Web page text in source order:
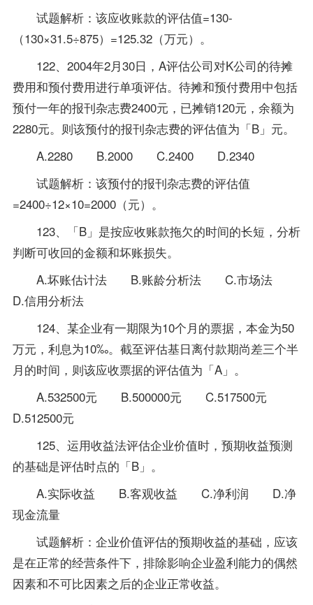
试题解析：该应收账款的评估值=130-
（130×31.5÷875）=125.32（万元）。
122、2004年2月30日，A评估公司对K公司的待摊
费用和预付费用进行单项评估。待摊和预付费用中包括
预付一年的报刊杂志费2400元，已摊销120元，余额为
2280元。则该预付的报刊杂志费的评估值为「B」元。
A.2280 B.2000 C.2400 D.2340
试题解析：该预付的报刊杂志费的评估值
=2400÷12×10=2000（元）。
123、「B」是按应收账款拖欠的时间的长短，分析
判断可收回的金额和坏账损失。
A.坏账估计法 B.账龄分析法 C.市场法
D.信用分析法
124、某企业有一期限为10个月的票据，本金为50
万元，利息为10‰。截至评估基日离付款期尚差三个半
月的时间，则该应收票据的评估值为「A」。
A.532500元 B.500000元 C.517500元
D.512500元
125、运用收益法评估企业价值时，预期收益预测
的基础是评估时点的「B」。
A.实际收益 B.客观收益 C.净利润 D.净
现金流量
试题解析：企业价值评估的预期收益的基础，应该
是在正常的经营条件下，排除影响企业盈利能力的偶然
因素和不可比因素之后的企业正常收益。